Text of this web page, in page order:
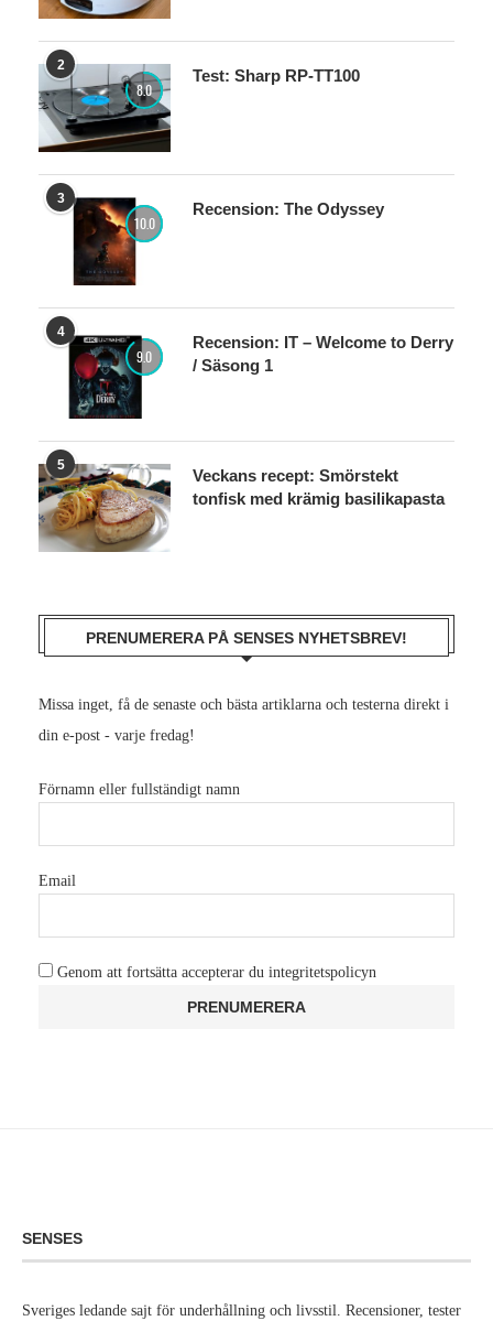
2
8.0
Test: Sharp RP-TT100
3
10.0
Recension: The Odyssey
4
9.0
Recension: IT – Welcome to Derry
/ Säsong 1
5
Veckans recept: Smörstekt
tonfisk med krämig basilikapasta
PRENUMERERA PÅ SENSES NYHETSBREV!
Missa inget, få de senaste och bästa artiklarna och testerna direkt i
din e-post - varje fredag!
Förnamn eller fullständigt namn
Email
Genom att fortsätta accepterar du integritetspolicyn
SENSES
Sveriges ledande sajt för underhållning och livsstil. Recensioner, tester